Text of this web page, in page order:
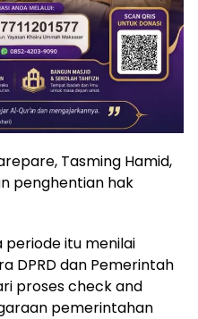
Tasming Hamid,
penghentian hak
periode itu menilai
DPRD dan Pemerintah
proses check and
pemerintahan